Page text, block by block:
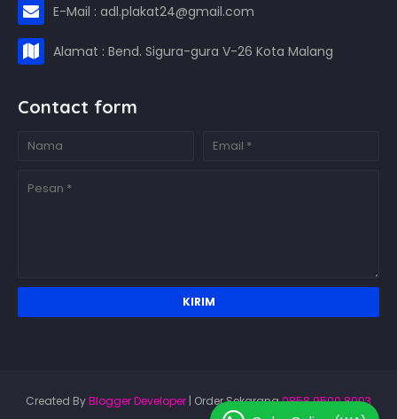
E-Mail : adl.plakat24@gmail.com
Alamat : Bend. Sigura-gura V-26 Kota Malang
Contact form
Created ByBlogger Developer | Order Sekarang0858.9500.8003